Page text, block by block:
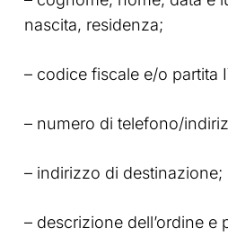
nascita, residenza;
– codice fiscale e/o partita
– numero di telefono/
– indirizzo di destinazione;
– descrizione dell’ordine e